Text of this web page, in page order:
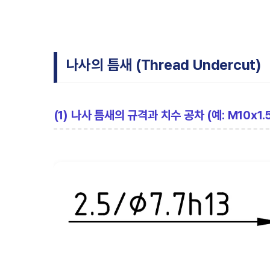
나사의 틈새 (Thread Undercut)
(1) 나사 틈새의 규격과 치수 공차 (예: